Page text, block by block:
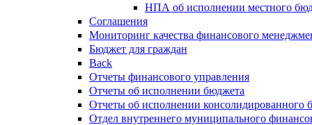
НПА об исполнении местного
Соглашения
Мониторинг качества финансового
Бюджет для граждан
Back
Отчеты финансового управления
Отчеты об исполнении бюджета
Отчеты об исполнении консолидированного
Отдел внутреннего муниципального